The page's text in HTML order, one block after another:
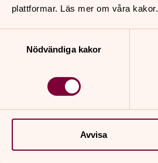
plattformar. Läs mer om våra kakor.
Nödvändiga kakor
Avvisa
löneassistent